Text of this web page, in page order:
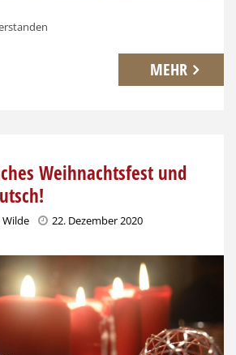
MEHR
Weihnachtsfest und
22. Dezember 2020